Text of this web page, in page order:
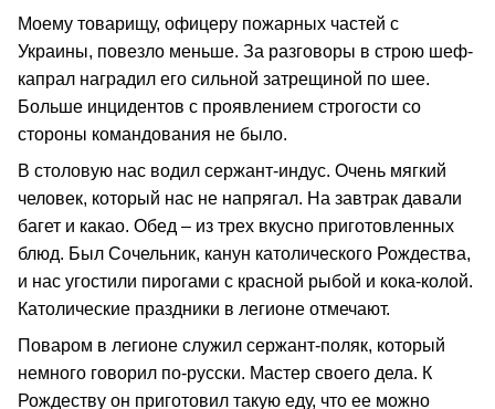
Моему товарищу, офицеру пожарных частей с
Украины, повезло меньше. За разговоры в строю шеф-
капрал наградил его сильной затрещиной по шее.
Больше инцидентов с проявлением строгости со
стороны командования не было.
В столовую нас водил сержант-индус. Очень мягкий
человек, который нас не напрягал. На завтрак давали
багет и какао. Обед – из трех вкусно приготовленных
блюд. Был Сочельник, канун католического Рождества,
и нас угостили пирогами с красной рыбой и кока-колой.
Католические праздники в легионе отмечают.
Поваром в легионе служил сержант-поляк, который
немного говорил по-русски. Мастер своего дела. К
Рождеству он приготовил такую еду, что ее можно